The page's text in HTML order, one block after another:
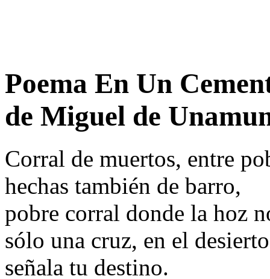
Poema En Un
de Miguel de
Corral de muertos, entre
hechas también de barro,
pobre corral donde la hoz
sólo una cruz, en el
señala tu destino.